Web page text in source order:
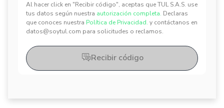
Al hacer click en "Recibir código", aceptas que TUL S.A.S. use
tus datos según nuestra autorización completa. Declaras
que conoces nuestra Política de Privacidad. y contáctanos en
datos@soytul.com para solicitudes o reclamos.
✕
✕
Recibir código